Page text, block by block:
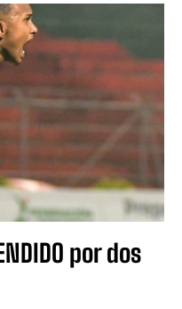
por dos